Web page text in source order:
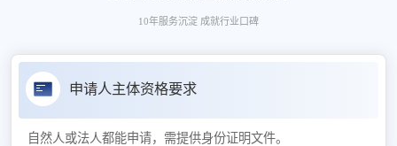
10年服务沉淀 成就行业口碑
申请人主体资格要求
自然人或法人都能申请，需提供身份证明文件。